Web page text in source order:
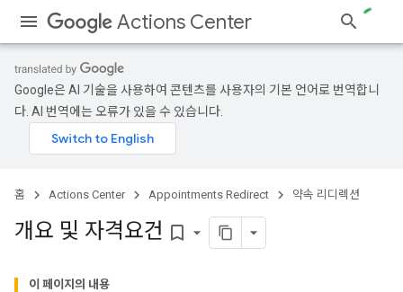
Actions Center
Google은 AI 기술을 사용하여 콘텐츠를 사용자의 기본 언어로 번역합니
다. AI 번역에는 오류가 있을 수 있습니다.
홈 Actions Center Appointments Redirect 약속 리디렉션
개요 및 자격요건 bookmark_border
이 페이지의 내용